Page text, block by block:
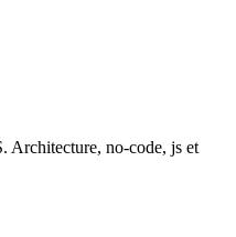
Architecture, no-code, js et